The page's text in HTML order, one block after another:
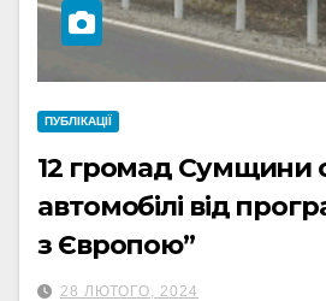
ПУБЛІКАЦІЇ
12 громад Сумщини
автомобілі від
з Європою”
28 ЛЮТОГО, 2024